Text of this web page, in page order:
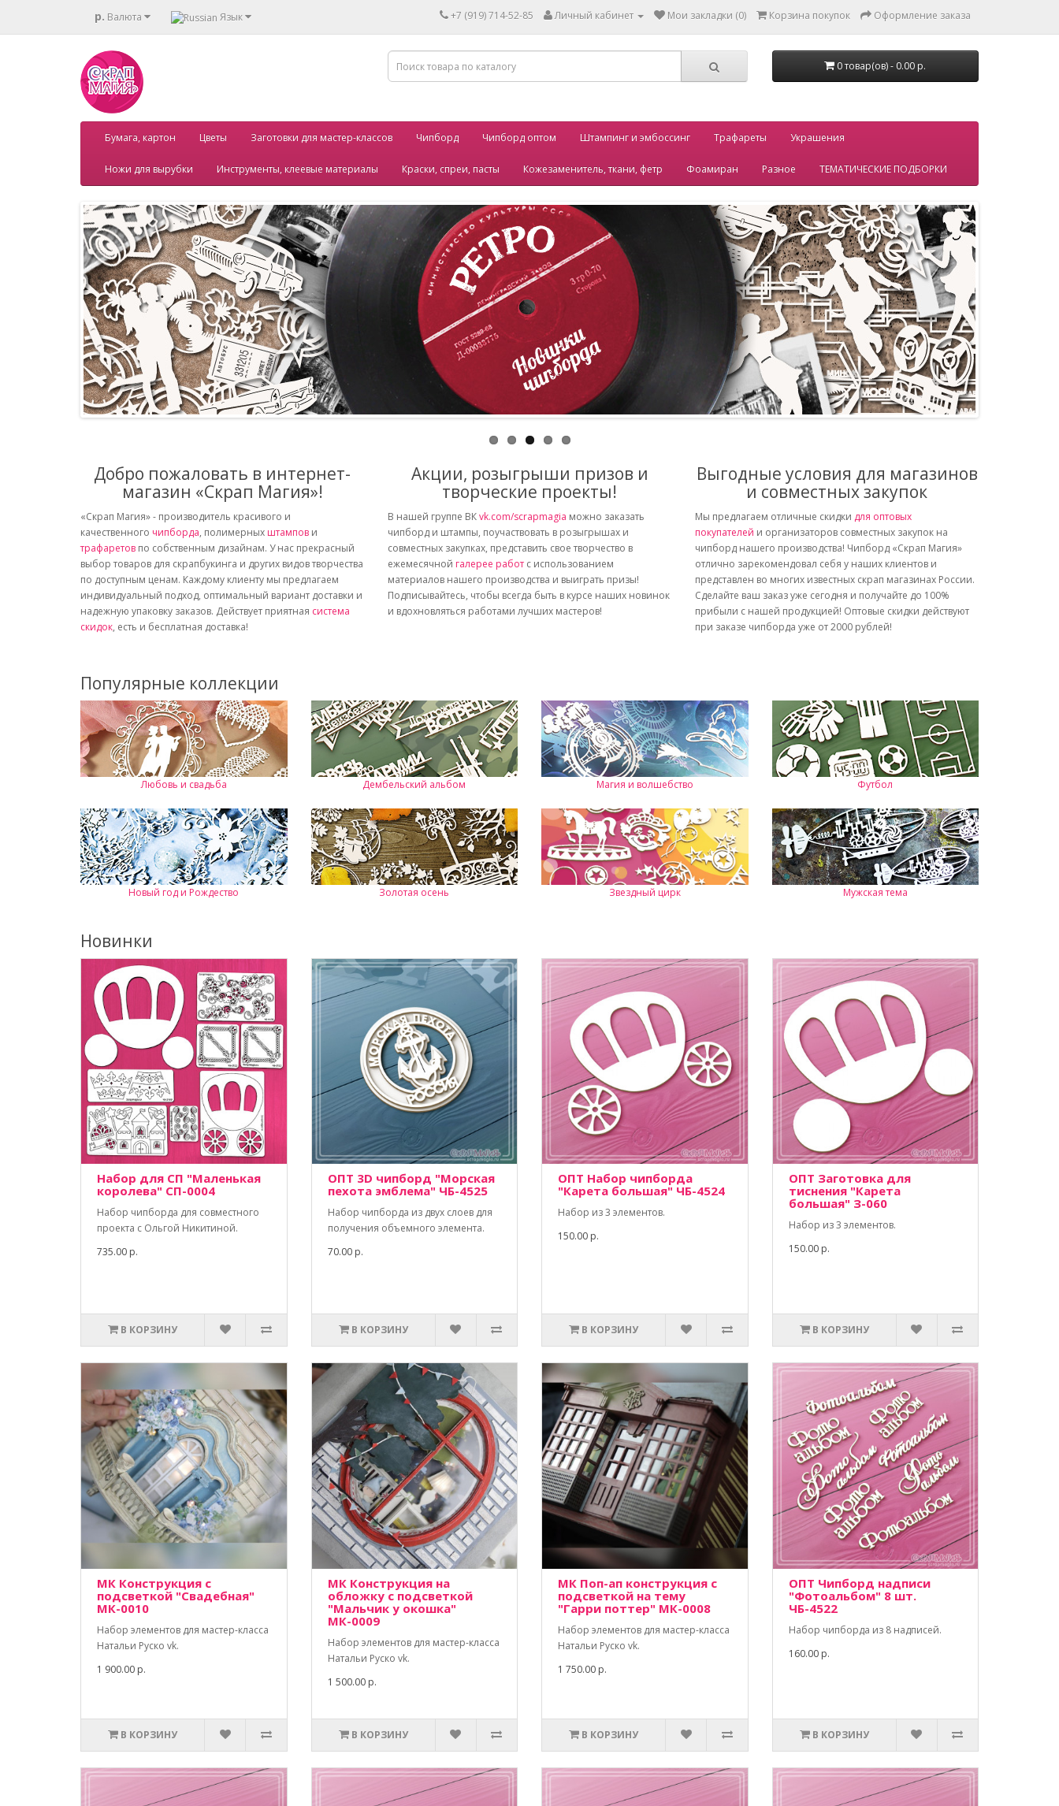
р. Валюта Язык +7 (919) 714-52-85 Личный кабинет Мои закладки (0) Корзина покупок Оформление заказа
0 товар(ов) - 0.00 р.
Бумага, картон Цветы Заготовки для мастер-классов Чипборд Чипборд оптом Штампинг и эмбоссинг Трафареты Украшения
Ножи для вырубки Инструменты, клеевые материалы Краски, спреи, пасты Кожезаменитель, ткани, фетр Фоамиран Разное ТЕМАТИЧЕСКИЕ ПОДБОРКИ
Добро пожаловать в интернет-
магазин «Скрап Магия»!
«Скрап Магия» - производитель красивого и
качественного чипборда, полимерных штампов и
трафаретов по собственным дизайнам. У нас прекрасный
выбор товаров для скрапбукинга и других видов творчества
по доступным ценам. Каждому клиенту мы предлагаем
индивидуальный подход, оптимальный вариант доставки и
надежную упаковку заказов. Действует приятная система
скидок, есть и бесплатная доставка!
Акции, розыгрыши призов и
творческие проекты!
В нашей группе ВКvk.com/scrapmagia можно заказать
чипборд и штампы, поучаствовать в розыгрышах и
совместных закупках, представить свое творчество в
ежемесячной галерее работ с использованием
материалов нашего производства и выиграть призы!
Подписывайтесь, чтобы всегда быть в курсе наших новинок
и вдохновляться работами лучших мастеров!
Выгодные условия для магазинов
и совместных закупок
Мы предлагаем отличные скидки для оптовых
покупателей и организаторов совместных закупок на
чипборд нашего производства! Чипборд «Скрап Магия»
отлично зарекомендовал себя у наших клиентов и
представлен во многих известных скрап магазинах России.
Сделайте ваш заказ уже сегодня и получайте до 100%
прибыли с нашей продукцией! Оптовые скидки действуют
при заказе чипборда уже от 2000 рублей!
Популярные коллекции
Любовь и свадьба Дембельский альбом Магия и волшебство Футбол
Новый год и Рождество Золотая осень Звездный цирк Мужская тема
Новинки
Набор для СП "Маленькая
королева" СП-0004
Набор чипборда для совместного
проекта с Ольгой Никитиной.
735.00 р.
В КОРЗИНУ
ОПТ 3D чипборд "Морская
пехота эмблема" ЧБ-4525
Набор чипборда из двух слоев для
получения объемного элемента.
70.00 р.
В КОРЗИНУ
ОПТ Набор чипборда
"Карета большая" ЧБ-4524
Набор из 3 элементов.
150.00 р.
В КОРЗИНУ
ОПТ Заготовка для
тиснения "Карета
большая" З-060
Набор из 3 элементов.
150.00 р.
В КОРЗИНУ
МК Конструкция с
подсветкой "Свадебная"
МК-0010
Набор элементов для мастер-класса
Натальи Руско vk.
1 900.00 р.
В КОРЗИНУ
МК Конструкция на
обложку с подсветкой
"Мальчик у окошка"
МК-0009
Набор элементов для мастер-класса
Натальи Руско vk.
1 500.00 р.
В КОРЗИНУ
МК Поп-ап конструкция с
подсветкой на тему
"Гарри поттер" МК-0008
Набор элементов для мастер-класса
Натальи Руско vk.
1 750.00 р.
В КОРЗИНУ
ОПТ Чипборд надписи
"Фотоальбом" 8 шт.
ЧБ-4522
Набор чипборда из 8 надписей.
160.00 р.
В КОРЗИНУ